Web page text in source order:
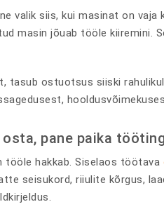
valik siis, kui masinat on vaja
masin jõuab tööle kiiremini.
tasub ostuotsus siiski
pane paika
tööle hakkab. Siselaos töötava
seisukord, riiulite kõrgus,